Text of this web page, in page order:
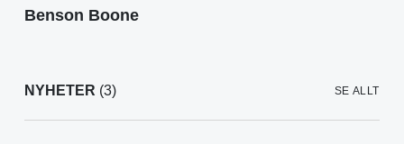
Benson Boone
NYHETER (3) SE ALLT